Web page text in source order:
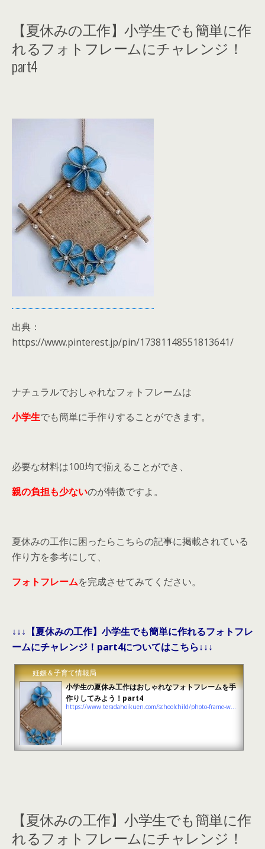
【夏休みの工作】小学生でも簡単に作
れるフォトフレームにチャレンジ！
part4
出典：
https://www.pinterest.jp/pin/17381148551813641/
ナチュラルでおしゃれなフォトフレームは
小学生でも簡単に手作りすることができます。
必要な材料は100均で揃えることができ、
親の負担も少ないのが特徴ですよ。
夏休みの工作に困ったらこちらの記事に掲載されている
作り方を参考にして、
フォトフレームを完成させてみてください。
↓↓↓【夏休みの工作】小学生でも簡単に作れるフォトフレ
ームにチャレンジ！part4についてはこちら↓↓↓
妊娠＆子育て情報局
小学生の夏休み工作はおしゃれなフォトフレームを手
作りしてみよう！part4
https://www.teradahoikuen.com/schoolchild/photo-frame-work-4
【夏休みの工作】小学生でも簡単に作
れるフォトフレームにチャレンジ！